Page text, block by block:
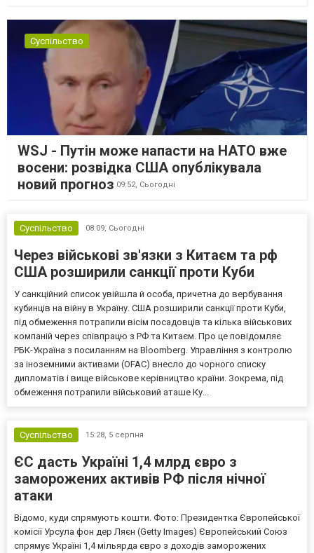
Суспільство
WSJ - Путін може напасти на НАТО вже
восени: розвідка США опублікувала
новий прогноз 09:52, Сьогодні
Суспільство 08:09, Сьогодні
Через військові зв'язки з Китаєм та рф
США розширили санкції проти Куби
У санкційний список увійшла й особа, причетна до вербування
кубинців на війну в Україну. США розширили санкції проти Куби,
під обмеження потрапили вісім посадовців та кілька військових
компаній через співпрацю з РФ та Китаєм. Про це повідомляє
РБК-Україна з посиланням на Bloomberg. Управління з контролю
за іноземними активами (OFAC) внесло до чорного списку
дипломатів і вище військове керівництво країни. Зокрема, під
обмеження потрапили військовий аташе Ку...
Суспільство 15:28, 5 серпня
ЄС дасть Україні 1,4 млрд євро з
заморожених активів РФ після нічної
атаки
Відомо, куди спрямують кошти. Фото: Президентка Європейської
комісії Урсула фон дер Ляєн (Getty Images) Європейський Союз
спрямує Україні 1,4 мільярда євро з доходів заморожених